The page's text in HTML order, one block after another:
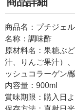
商品名：プチジェ
名称：調味酢
原材料名：果糖ぶ
汁、りんご果汁）
ッシュコラーゲン/
内容量：900ml
賞味期限：購入日